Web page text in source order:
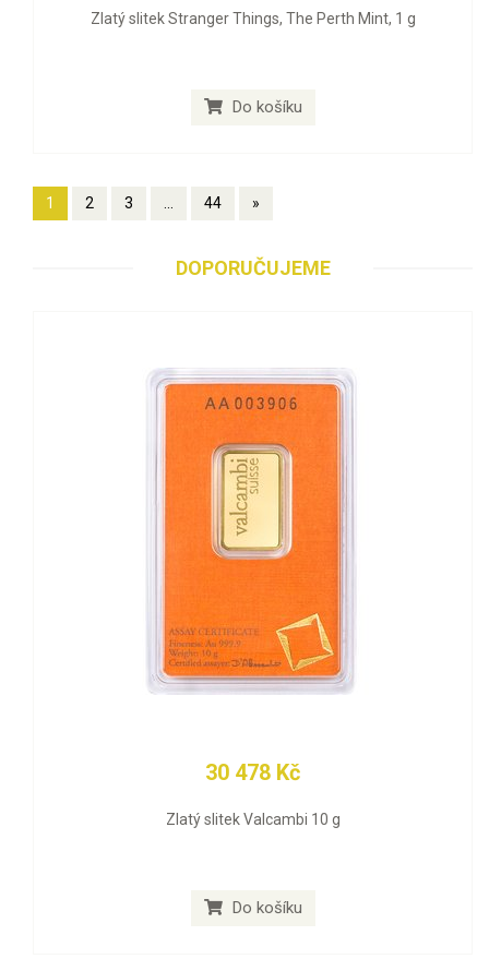
Zlatý slitek Stranger Things, The Perth Mint, 1 g
Do košíku
1 2 3 ... 44 »
DOPORUČUJEME
30 478 Kč
Zlatý slitek Valcambi 10 g
Do košíku